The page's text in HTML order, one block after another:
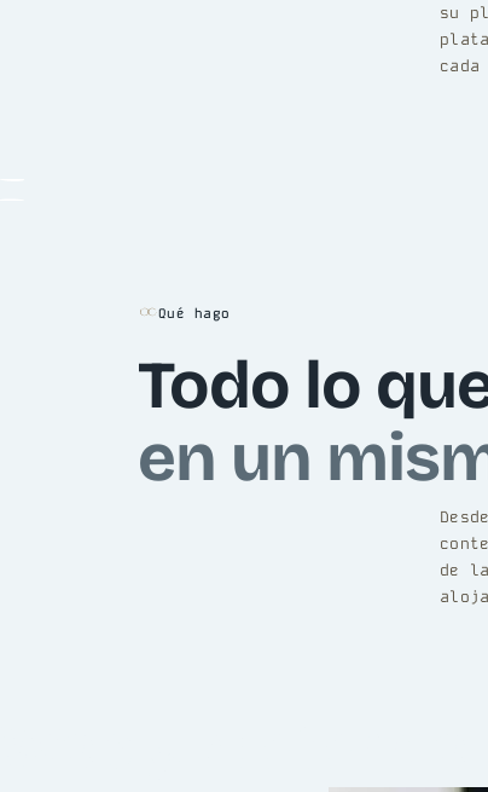
su
Qué hago
Todo lo
en un
de